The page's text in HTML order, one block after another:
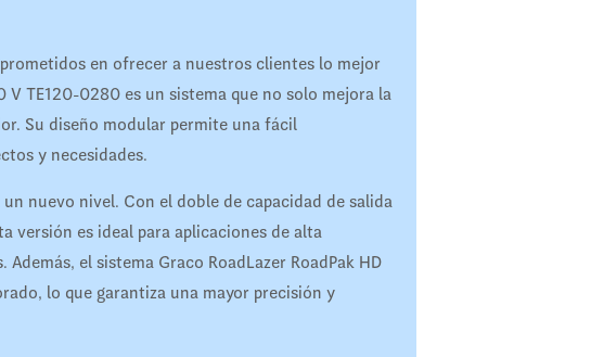
en ofrecer a nuestros clientes lo mejor
V TE120-0280 es un sistema que no solo mejora la
Su diseño modular permite una fácil
y necesidades.
nuevo nivel. Con el doble de capacidad de salida
versión es ideal para aplicaciones de alta
el sistema Graco RoadLazer RoadPak HD
lo que garantiza una mayor precisión y